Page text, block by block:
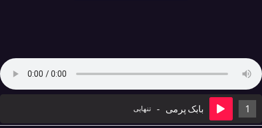
1 بابک پرمی - تنهایی